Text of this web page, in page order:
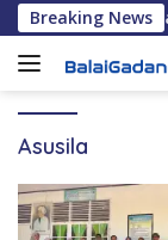
Langsung
ke
konten
Breaking News
S.STP Jadi
Asusila